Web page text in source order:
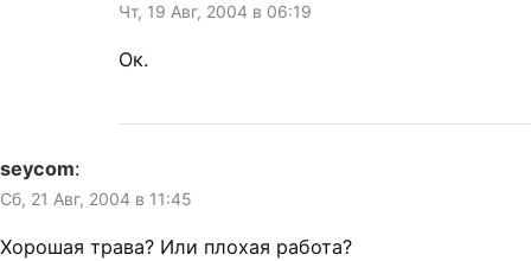
Чт, 19 Авг, 2004 в 06:19
Ок.
seycom:
Сб, 21 Авг, 2004 в 11:45
Хорошая трава? Или плохая работа?